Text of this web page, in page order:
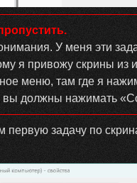
У меня эти
я привожу скрины из
меню, там где я
должны нажимать
первую задачу по